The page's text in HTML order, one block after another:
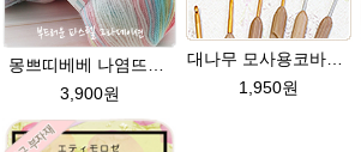
몽쁘띠베베 나염뜨개실 유아 뜨개질실 손뜨개 그라데이션 털실
3,900원
1,950원